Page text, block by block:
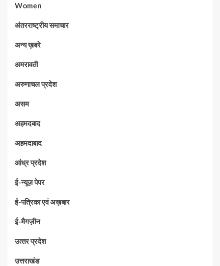
Women
अंतरराष्ट्रीय समाचार
अन्य ख़बरे
अमरावती
अरुणाचल प्रदेश
असम
अहमदबाद
अहमदाबाद
आंध्र प्रदेश
ई-न्यूज़ पेपर
ई-पत्रिका एवं अख़बार
ई-मैगज़ीन
उत्‍तर प्रदेश
उत्तराखंड